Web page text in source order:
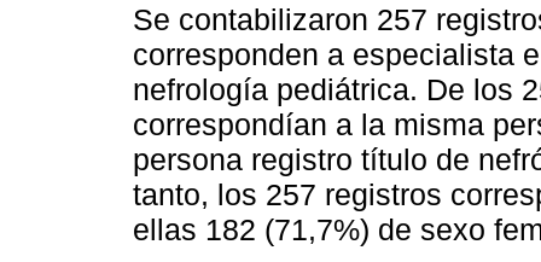
Se contabilizaron 257
corresponden a especialista
nefrología pediátrica. De los
correspondían a la misma
persona registro título de
tanto, los 257 registros
ellas 182 (71,7%) de sexo